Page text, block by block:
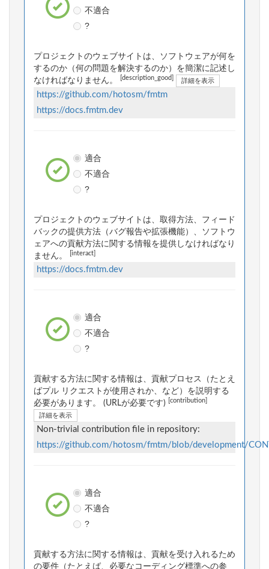
不適合
?
プロジェクトのウェブサイトは、ソフトウェアが何を
するのか（何の問題を解決するのか）を簡潔に記述し
なければなりません。
[description_good] 詳細を表示
https://github.com/hotosm/fmtm
https://docs.fmtm.dev
適合
不適合
?
プロジェクトのウェブサイトは、取得方法、フィード
バックの提供方法（バグ報告や拡張機能）、ソフトウ
ェアへの貢献方法に関する情報を提供しなければなり
ません。
[interact]
https://docs.fmtm.dev
適合
不適合
?
貢献する方法に関する情報は、貢献プロセス（たとえ
ばプル リクエストが使用されか、など）を説明する
必要があります。 (URLが必要です)
[contribution]
詳細を表示
Non-trivial contribution file in repository:
https://github.com/hotosm/fmtm/blob/development/
適合
不適合
?
貢献する方法に関する情報は、貢献を受け入れるため
の要件（たとえば、必要なコーディング標準への参